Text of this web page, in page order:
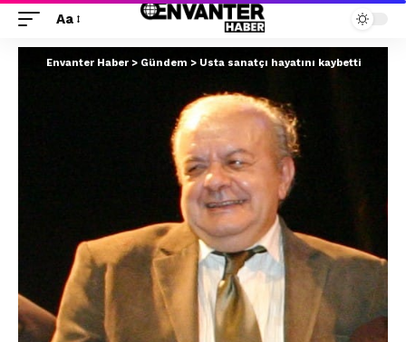
Aa
Envanter Haber> Gündem > Usta sanatçı hayatını kaybetti